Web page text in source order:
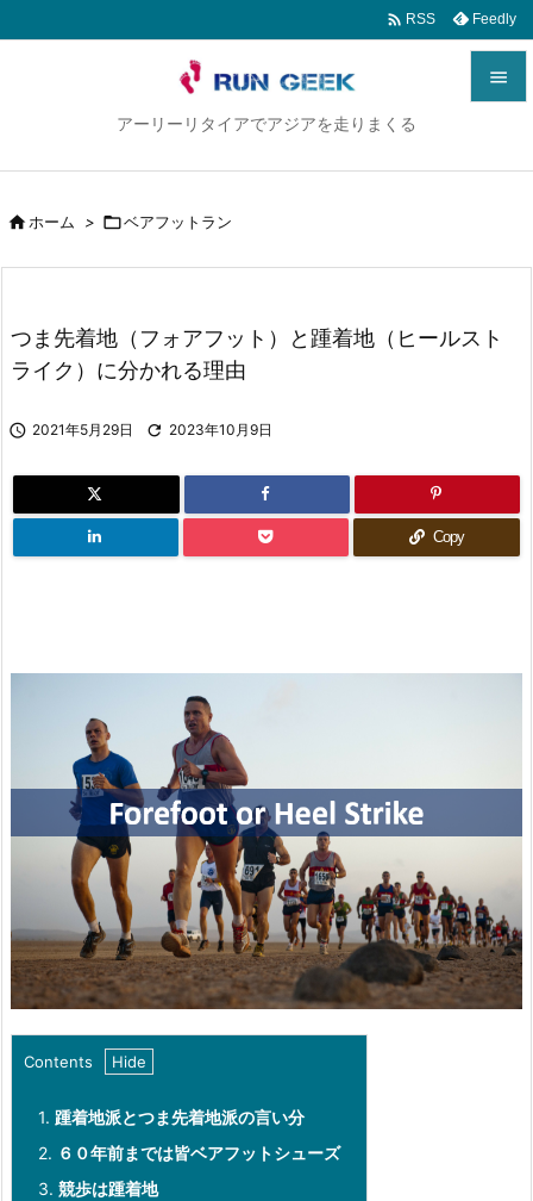
アーリーリタイアでアジアを走りまくる

前へ
次へ
 RSS Feedly
ホーム > ベアフットラン
つま先着地（フォアフット）と踵着地（ヒールスト
ライク）に分かれる理由
 2021年5月29日  2023年10月9日
Copy
Contents
1. 踵着地派とつま先着地派の言い分
2. ６０年前までは皆ベアフットシューズ
3. 競歩は踵着地